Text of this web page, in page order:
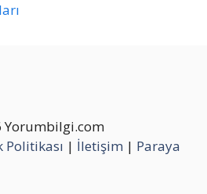
Yorumbilgi.com
Politikası | İletişim | Paraya